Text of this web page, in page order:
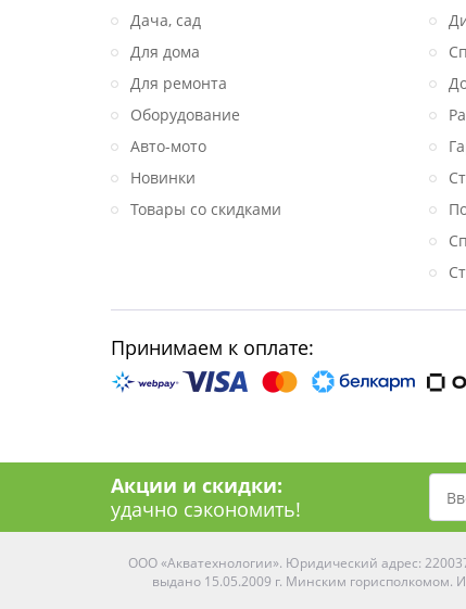
Дача, сад
Для дома
Для ремонта
Оборудование
Авто-мото
Новинки
Товары со скидками
Принимаем к оплате:
Акции и скидки:
удачно сэкономить!
ООО «Акватехнологии». Юридический адрес:
выдано 15.05.2009 г. Минским горисполкомом.